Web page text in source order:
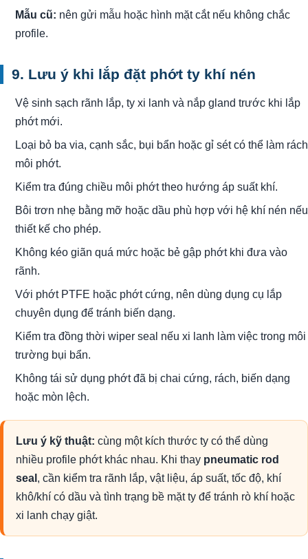
Mẫu cũ: nên gửi mẫu hoặc hình mặt cắt nếu không chắc
profile.
9. Lưu ý khi lắp đặt phớt ty khí nén
Vệ sinh sạch rãnh lắp, ty xi lanh và nắp gland trước khi lắp
phớt mới.
Loại bỏ ba via, cạnh sắc, bụi bẩn hoặc gỉ sét có thể làm rách
môi phớt.
Kiểm tra đúng chiều môi phớt theo hướng áp suất khí.
Bôi trơn nhẹ bằng mỡ hoặc dầu phù hợp với hệ khí nén nếu
thiết kế cho phép.
Không kéo giãn quá mức hoặc bẻ gập phớt khi đưa vào
rãnh.
Với phớt PTFE hoặc phớt cứng, nên dùng dụng cụ lắp
chuyên dụng để tránh biến dạng.
Kiểm tra đồng thời wiper seal nếu xi lanh làm việc trong môi
trường bụi bẩn.
Không tái sử dụng phớt đã bị chai cứng, rách, biến dạng
hoặc mòn lệch.
Lưu ý kỹ thuật: cùng một kích thước ty có thể dùng
nhiều profile phớt khác nhau. Khi thay pneumatic rod
seal , cần kiểm tra rãnh lắp, vật liệu, áp suất, tốc độ, khí
khô/khí có dầu và tình trạng bề mặt ty để tránh rò khí hoặc
xi lanh chạy giật.